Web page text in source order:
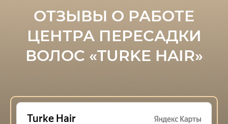
ОТЗЫВЫ О РАБОТЕ
ЦЕНТРА ПЕРЕСАДКИ
ВОЛОС «TURKE HAIR»